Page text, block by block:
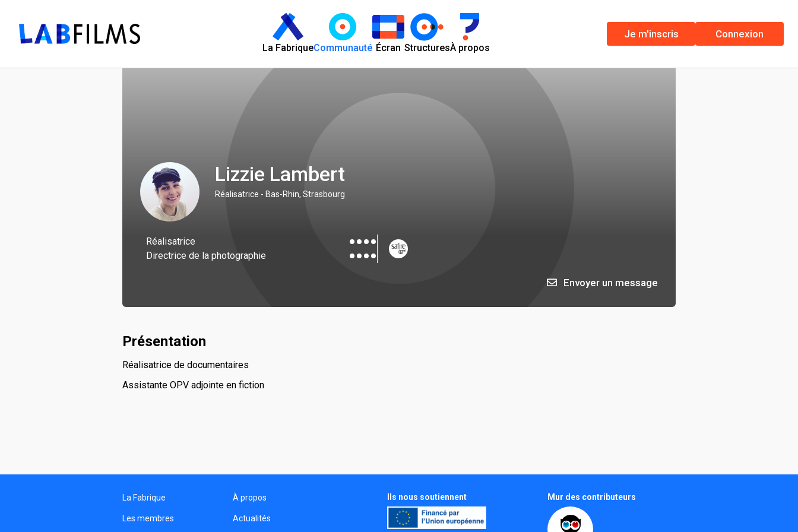
La FabriqueCommunauté Écran StructuresÀ propos
Je m'inscris Connexion
Lizzie Lambert
Réalisatrice - Bas-Rhin, Strasbourg
Réalisatrice
Directrice de la photographie
Envoyer un message
Présentation
Réalisatrice de documentaires
Assistante OPV adjointe en fiction
La Fabrique
Les membres
À propos
Actualités
Ils nous soutiennent Mur des contributeurs